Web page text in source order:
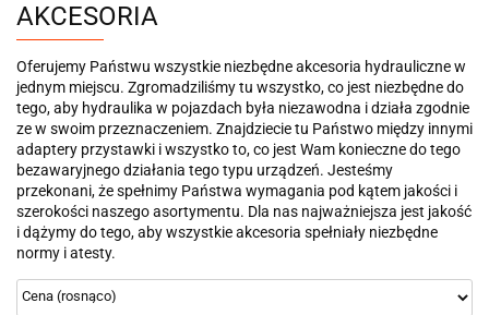
AKCESORIA
Oferujemy Państwu wszystkie niezbędne akcesoria hydrauliczne w
jednym miejscu. Zgromadziliśmy tu wszystko, co jest niezbędne do
tego, aby hydraulika w pojazdach była niezawodna i działa zgodnie
ze w swoim przeznaczeniem. Znajdziecie tu Państwo między innymi
adaptery przystawki i wszystko to, co jest Wam konieczne do tego
bezawaryjnego działania tego typu urządzeń. Jesteśmy
przekonani, że spełnimy Państwa wymagania pod kątem jakości i
szerokości naszego asortymentu. Dla nas najważniejsza jest jakość
i dążymy do tego, aby wszystkie akcesoria spełniały niezbędne
normy i atesty.